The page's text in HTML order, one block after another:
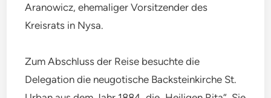
Aranowicz, ehemaliger Vorsitzender des
Kreisrats in Nysa.
Zum Abschluss der Reise besuchte die
Delegation die neugotische Backsteinkirche St.